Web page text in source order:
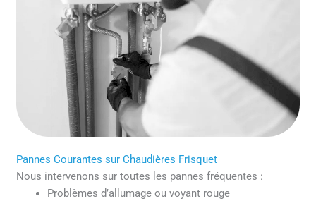
Pannes Courantes sur Chaudières Frisquet
Nous intervenons sur toutes les pannes fréquentes :
Problèmes d’allumage ou voyant rouge